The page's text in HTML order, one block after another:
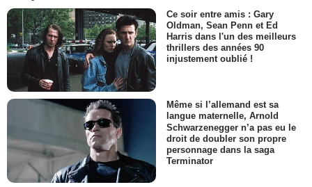
Ce soir entre amis : Gary
Oldman, Sean Penn et Ed
Harris dans l'un des meilleurs
thrillers des années 90
injustement oublié !
Même si l’allemand est sa
langue maternelle, Arnold
Schwarzenegger n’a pas eu le
droit de doubler son propre
personnage dans la saga
Terminator